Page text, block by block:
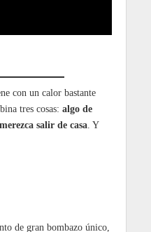
con un calor bastante
tres cosas: algo de
salir de casa. Y
de gran bombazo único,